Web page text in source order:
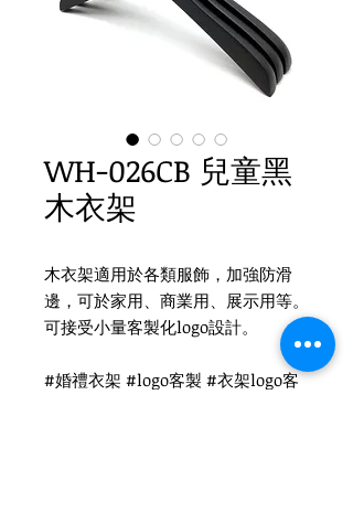
WH-026CB 兒童黑
木衣架
木衣架適用於各類服飾，加強防滑
邊，可於家用、商業用、展示用等。
可接受小量客製化logo設計。
#婚禮衣架 #logo客製 #衣架logo客